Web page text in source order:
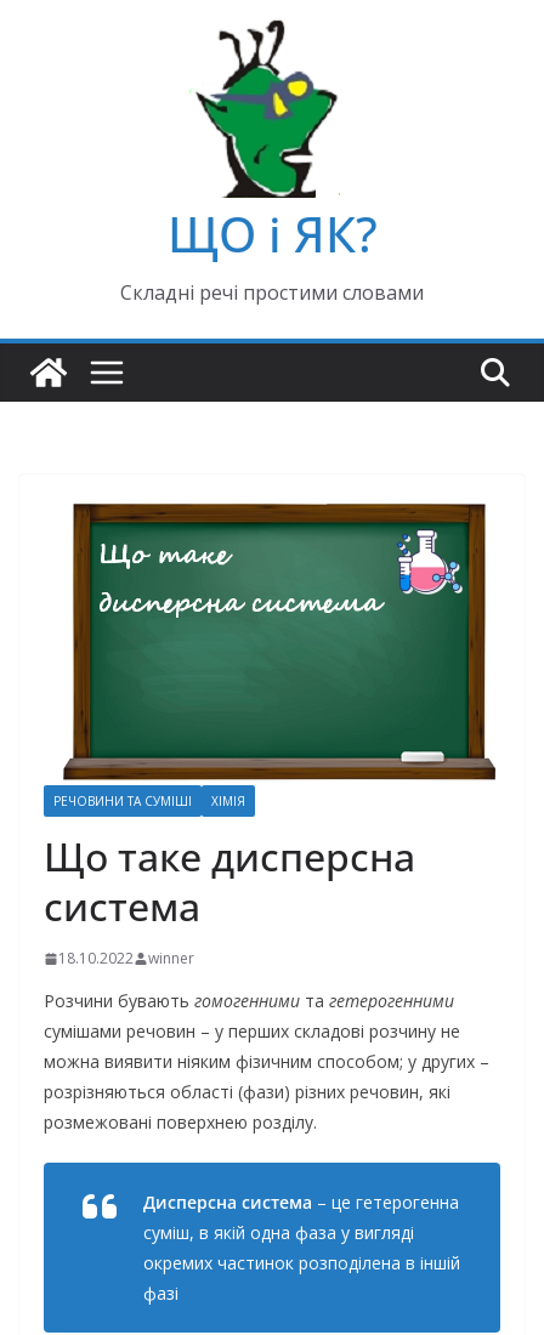
ЩО і ЯК?
Складні речі простими словами
РЕЧОВИНИ ТА СУМІШІ ХІМІЯ
Що таке дисперсна
система
18.10.2022 winner
Розчини бувають гомогенними та гетерогенними
сумішами речовин – у перших складові розчину не
можна виявити ніяким фізичним способом; у других –
розрізняються області (фази) різних речовин, які
розмежовані поверхнею розділу.
Дисперсна система – це гетерогенна
суміш, в якій одна фаза у вигляді
окремих частинок розподілена в іншій
фазі